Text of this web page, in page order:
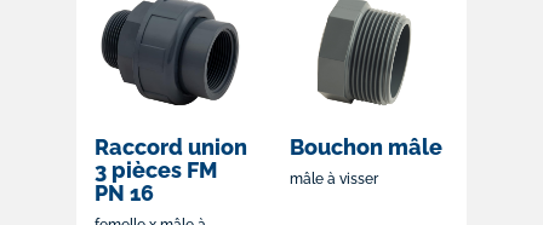
Raccord union
3 pièces FM
PN 16
Bouchon mâle
mâle à visser